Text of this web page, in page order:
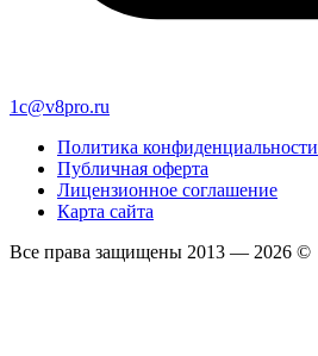
1c@v8pro.ru
Политика конфиденциальности
Публичная оферта
Лицензионное соглашение
Карта сайта
Все права защищены 2013 — 2026 ©